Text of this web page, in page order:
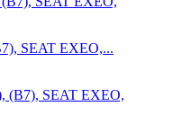
SEAT EXEO,...